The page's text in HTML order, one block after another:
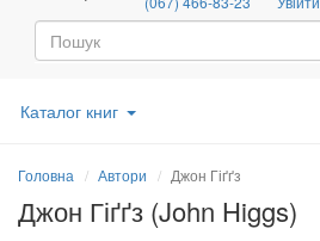
Каталог книг
Головна Автори Джон Гіґґз
Джон Гіґґз (John Higgs)